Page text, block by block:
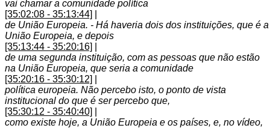
vai chamar a comunidade política
[35:02:08 - 35:13:44]
de União Europeia. - Há haveria dois dos instituições, que é a
União Europeia, e depois
[35:13:44 - 35:20:16]
de uma segunda instituição, com as pessoas que não estão
na União Europeia, que seria a comunidade
[35:20:16 - 35:30:12]
política europeia. Não percebo isto, o ponto de vista
institucional do que é ser percebo que,
[35:30:12 - 35:40:40]
como existe hoje, a União Europeia e os países, e, no vídeo,